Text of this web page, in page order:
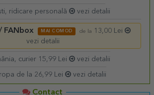
ridicare personală vezi detalii
FANbox MAI COMOD de la
13,00 Lei
vezi detalii
curier 15,99 Lei vezi detalii
de la 26,99 Lei vezi detalii
Contact